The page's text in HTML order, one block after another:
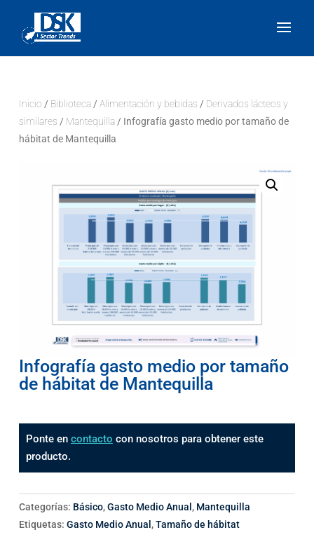
Inicio / Biblioteca/ Alimentación y bebidas / Derivados lácteos y
similares / Mantequilla/ Infografía gasto medio por tamaño de
hábitat de Mantequilla
Infografía gasto medio por tamaño
de hábitat de Mantequilla
Ponte en contacto con nosotros para obtener este
producto.
Categorías: Básico,Gasto Medio Anual , Mantequilla
Etiquetas: Gasto Medio Anual ,Tamaño de hábitat